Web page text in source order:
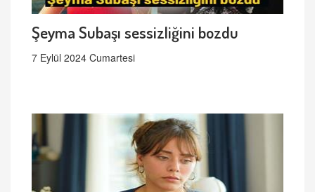
Şeyma Subaşı sessizliğini bozdu
7 Eylül 2024 Cumartesi